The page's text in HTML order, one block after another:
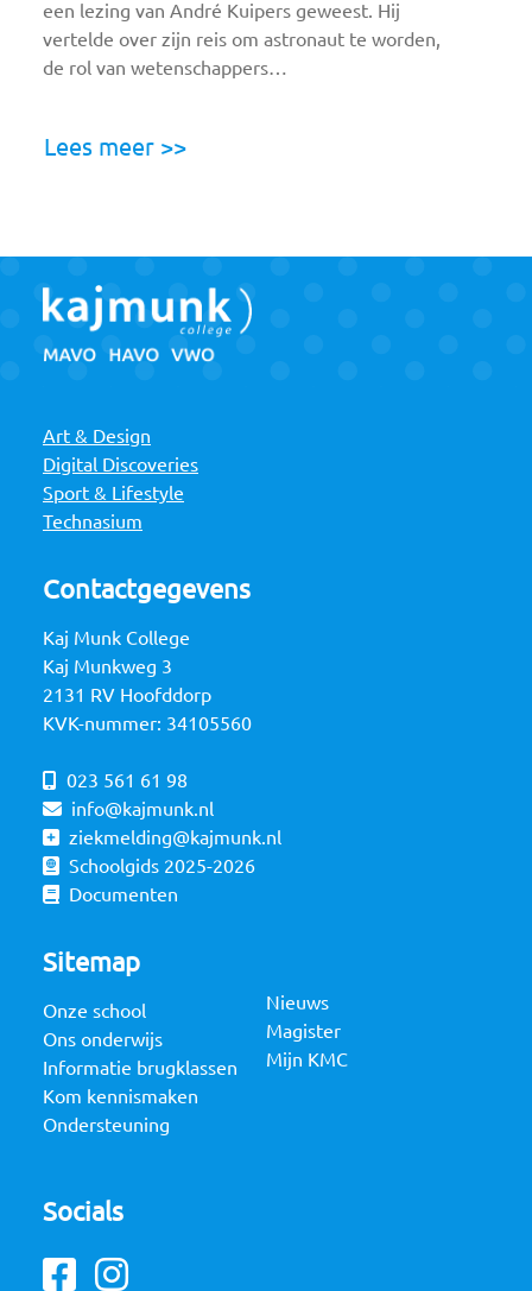
een lezing van André Kuipers geweest. Hij
vertelde over zijn reis om astronaut te worden,
de rol van wetenschappers…
Lees meer >>
Art & Design
Digital Discoveries
Sport & Lifestyle
Technasium
Contactgegevens
Kaj Munk College
Kaj Munkweg 3
2131 RV Hoofddorp
KVK-nummer: 34105560
023 561 61 98
info@kajmunk.nl
ziekmelding@kajmunk.nl
Schoolgids 2025-2026
Documenten
Sitemap
Onze school
Ons onderwijs
Informatie brugklassen
Kom kennismaken
Ondersteuning
Nieuws
Magister
Mijn KMC
Socials
Facebook
Instagram